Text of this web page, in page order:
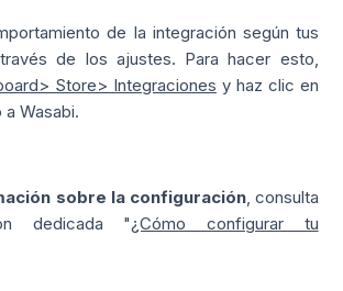
de la integración según tus
de los ajustes. Para hacer esto,
Store> Integraciones y haz clic en
Wasabi.
sobre la configuración, consulta
dedicada "¿Cómo configurar tu